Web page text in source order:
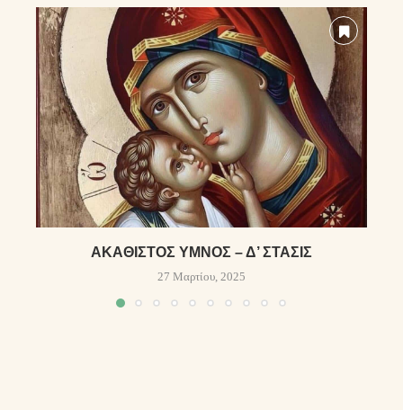
ἈΚΆΘΙΣΤΟΣ ὝΜΝΟΣ – Δ’ ΣΤΆΣΙΣ
27 Μαρτίου, 2025